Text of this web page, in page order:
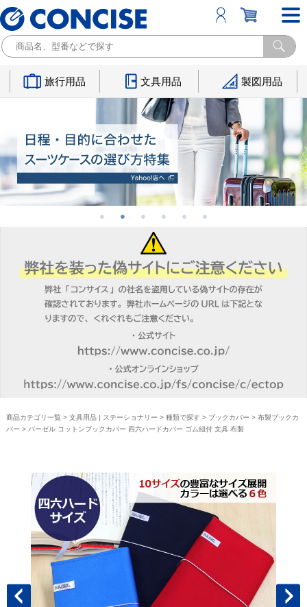
旅行用品 文具用品 製図用品
商品カテゴリ一覧 > 文具用品 | ステーショナリー > 種類で探す> ブックカバー > 布製ブックカ
バー > バーゼル コットンブックカバー 四六ハードカバー ゴム紐付 文具 布製